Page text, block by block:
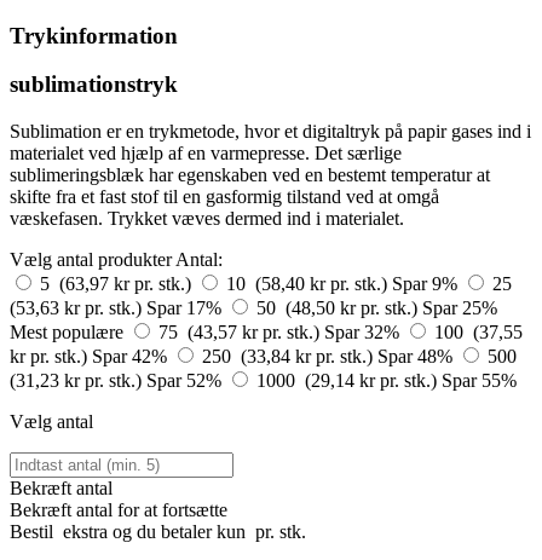
Trykinformation
sublimationstryk
Sublimation er en trykmetode, hvor et digitaltryk på papir gases ind i
materialet ved hjælp af en varmepresse. Det særlige
sublimeringsblæk har egenskaben ved en bestemt temperatur at
skifte fra et fast stof til en gasformig tilstand ved at omgå
væskefasen. Trykket væves dermed ind i materialet.
Vælg antal produkter Antal:
5 (63,97 kr pr. stk.)
10 (58,40 kr pr. stk.) Spar 9%
25
(53,63 kr pr. stk.) Spar 17% 50 (48,50 kr pr. stk.) Spar 25%
Mest populære
75 (43,57 kr pr. stk.) Spar 32%
100 (37,55
kr pr. stk.) Spar 42% 250 (33,84 kr pr. stk.) Spar 48%
500
(31,23 kr pr. stk.) Spar 52% 1000 (29,14 kr pr. stk.) Spar 55%
Vælg antal
Bekræft antal
Bekræft antal for at fortsætte
Bestil ekstra og du betaler kun pr. stk.